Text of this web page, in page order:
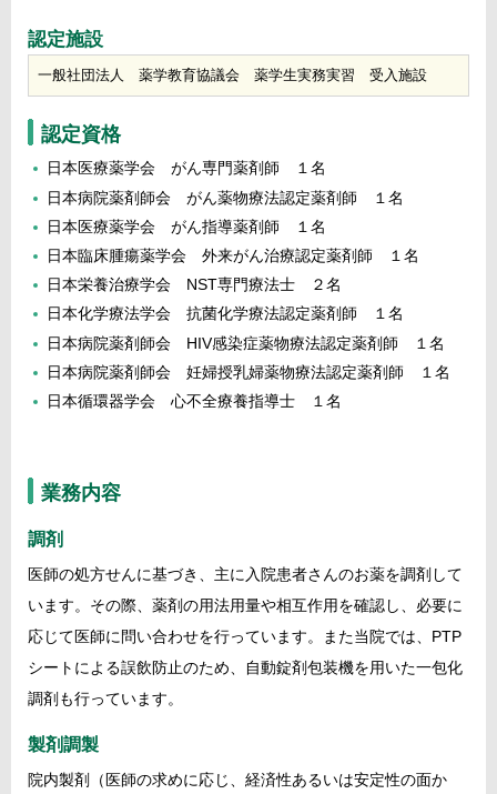
認定施設
一般社団法人 薬学教育協議会 薬学生実務実習 受入施設
認定資格
日本医療薬学会 がん専門薬剤師 １名
日本病院薬剤師会 がん薬物療法認定薬剤師 １名
日本医療薬学会 がん指導薬剤師 １名
日本臨床腫瘍薬学会 外来がん治療認定薬剤師 １名
日本栄養治療学会 NST専門療法士 ２名
日本化学療法学会 抗菌化学療法認定薬剤師 １名
日本病院薬剤師会 HIV感染症薬物療法認定薬剤師 １名
日本病院薬剤師会 妊婦授乳婦薬物療法認定薬剤師 １名
日本循環器学会 心不全療養指導士 １名
業務内容
調剤
医師の処方せんに基づき、主に入院患者さんのお薬を調剤して
います。その際、薬剤の用法用量や相互作用を確認し、必要に
応じて医師に問い合わせを行っています。また当院では、PTP
シートによる誤飲防止のため、自動錠剤包装機を用いた一包化
調剤も行っています。
製剤調製
院内製剤（医師の求めに応じ、経済性あるいは安定性の面か